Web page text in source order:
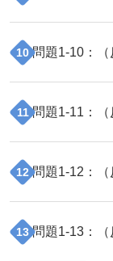
10 問題1-10 ：（
11 問題1-11 ：（
12 問題1-12 ：（
13 問題1-13 ：（